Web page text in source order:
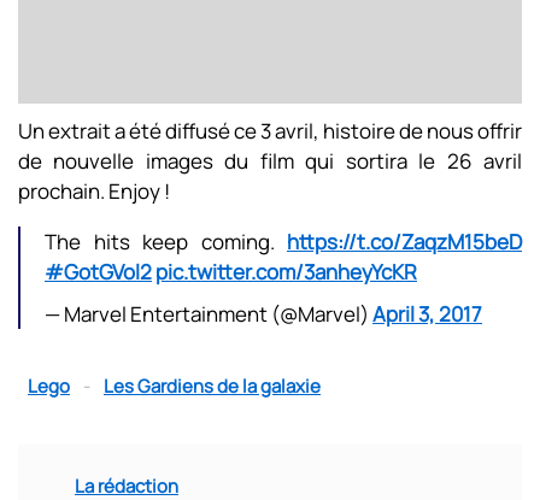
Un extrait a été diffusé ce 3 avril, histoire de nous offrir
de nouvelle images du film qui sortira le 26 avril
prochain. Enjoy !
The hits keep coming. https://t.co/ZaqzM15beD
#GotGVol2pic.twitter.com/3anheyYcKR
— Marvel Entertainment (@Marvel) April 3, 2017
Lego - Les Gardiens de la galaxie
La rédaction